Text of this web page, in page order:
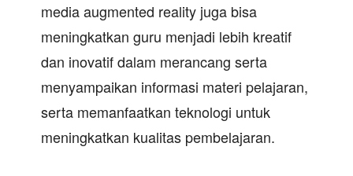
media augmented reality juga bisa
meningkatkan guru menjadi lebih kreatif
dan inovatif dalam merancang serta
menyampaikan informasi materi pelajaran,
serta memanfaatkan teknologi untuk
meningkatkan kualitas pembelajaran.